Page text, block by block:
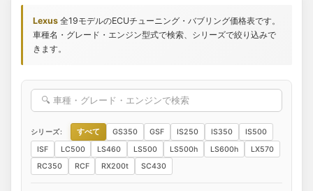
Lexus 全19モデルのECUチューニング・バブリング価格表です。
車種名・グレード・エンジン型式で検索、シリーズで絞り込みで
きます。
シリーズ: すべて GS350 GSF IS250 IS350
IS500
ISF
LC500 LS460 LS500 LS500h LS600h
LX570
RC350
RCF RX200t SC430